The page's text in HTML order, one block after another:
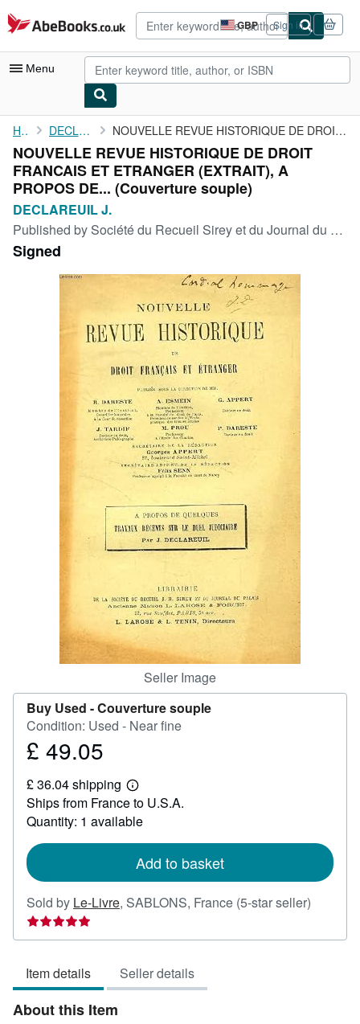
Skip to main content
AbeBooks.co.uk GBP
Site
shopping
preferences
Sign in
Menu
My Account
My Purchases
Advanced Search
Browse Collections
CLOSE
Home DECLAREUIL J. NOUVELLE REVUE HISTORIQUE DE DROIT FRANCAIS ET ETRANGER (EXTRAIT...
NOUVELLE REVUE HISTORIQUE DE DROIT
FRANCAIS ET ETRANGER (EXTRAIT), A
PROPOS DE... (Couverture souple)
DECLAREUIL J.
Published by Société du Recueil Sirey et du Journal du Palais - L. Larose et L. Tenin
Signed
Seller Image
Buy Used -Couverture souple
Condition: Used - Near fine
Price
49.05
£ 49.05
£ 36.04 shipping
Learn
more
about
shipping
Ships from France to U.S.A.
Quantity: 1 available
Add to basket
Sold by Le-Livre, SABLONS, France (5-star seller)
5
Item details Seller details
About this Item